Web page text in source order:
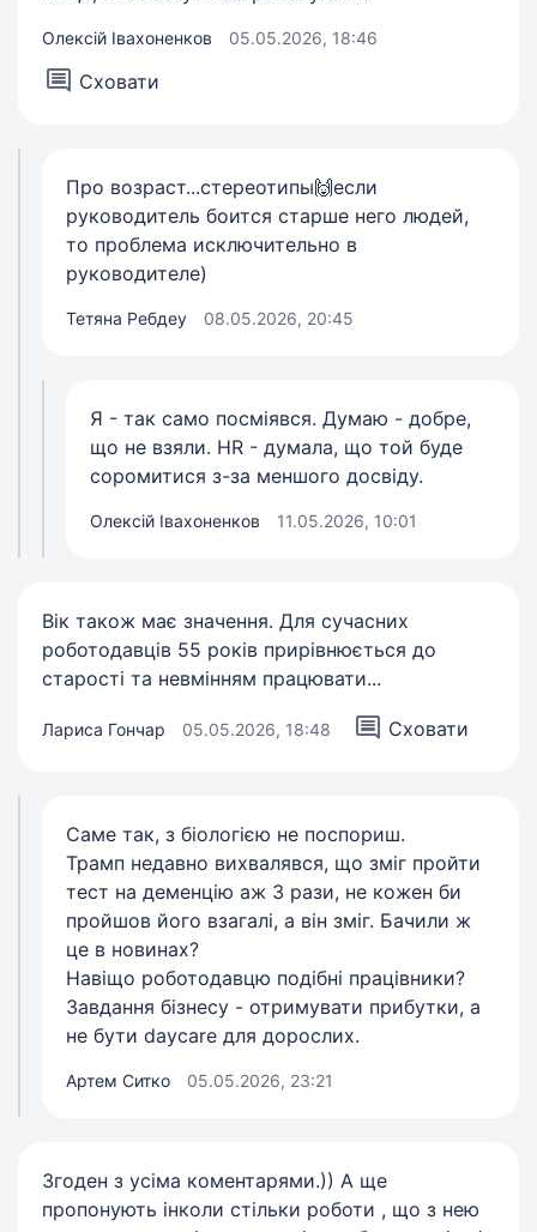
Олексій Івахоненков 05.05.2026, 18:46
Сховати
Про возраст...стереотипы🙌если
руководитель боится старше него людей,
то проблема исключительно в
руководителе)
Тетяна Ребдеу 08.05.2026, 20:45
Я - так само посміявся. Думаю - добре,
що не взяли. HR - думала, що той буде
соромитися з-за меншого досвіду.
Олексій Івахоненков 11.05.2026, 10:01
Вік також має значення. Для сучасних
роботодавців 55 років прирівнюється до
старості та невмінням працювати...
Лариса Гончар 05.05.2026, 18:48 Сховати
Саме так, з біологією не поспориш.
Трамп недавно вихвалявся, що зміг пройти
тест на деменцію аж 3 рази, не кожен би
пройшов його взагалі, а він зміг. Бачили ж
це в новинах?
Навіщо роботодавцю подібні працівники?
Завдання бізнесу - отримувати прибутки, а
не бути daycare для дорослих.
Артем Ситко 05.05.2026, 23:21
Згоден з усіма коментарями.)) А ще
пропонують інколи стільки роботи , що з нею